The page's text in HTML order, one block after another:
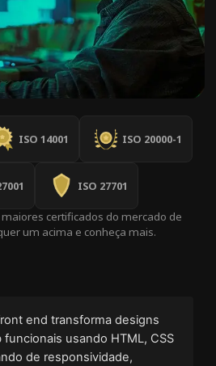
ISO 14001 ISO 20000-1
ISO 27701
certificados do mercado de
um acima e conheça mais.
end transforma designs
usando HTML, CSS
de responsividade,